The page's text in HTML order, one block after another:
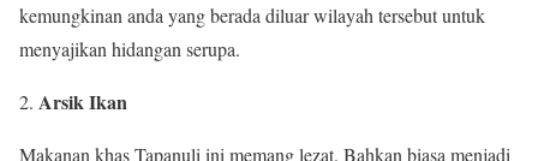
kemungkinan anda yang berada diluar wilayah tersebut untuk
menyajikan hidangan serupa.
Arsik Ikan
Makanan khas Tapanuli ini memang lezat. Bahkan biasa menjadi